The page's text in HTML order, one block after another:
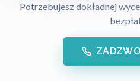
Potrzebujesz dokładnej